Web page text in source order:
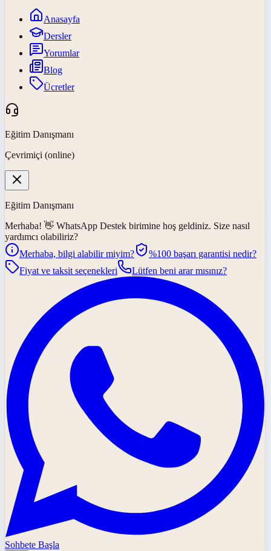
Anasayfa
Dersler
Yorumlar
Blog
Ücretler
Eğitim Danışmanı
Çevrimiçi (online)
Eğitim Danışmanı
Merhaba! 👋 WhatsApp Destek birimine hoş geldiniz. Size nasıl
yardımcı olabiliriz?
Merhaba, bilgi alabilir miyim?
%100 başarı garantisi nedir?
Fiyat ve taksit seçenekleri
Lütfen beni arar mısınız?
Sohbete Başla